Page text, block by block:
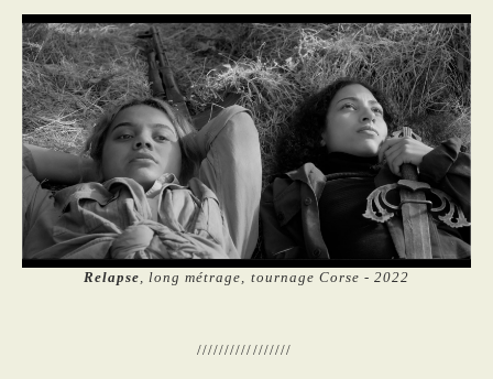
Relapse , long métrage, tournage Corse - 2022
/////////////////